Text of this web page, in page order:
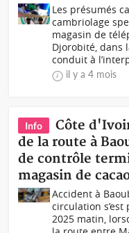
Les présumés
cambriolage
magasin de
Djorobité, dans
conduit à
il y a 4 mois
Info
Côte
de la route à
de contrôle
magasin de
Accident à
circulation
2025 matin,